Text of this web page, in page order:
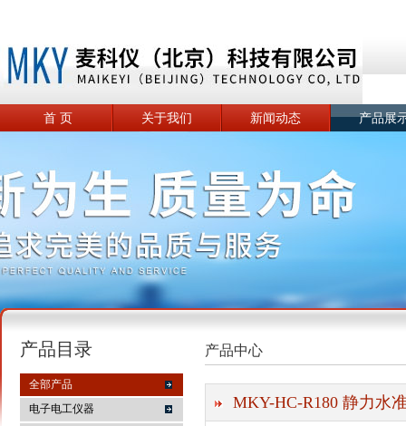
首 页 关于我们 新闻动态 产品展
产品目录
全部产品
电子电工仪器
产品中心
MKY-HC-R180 静力水